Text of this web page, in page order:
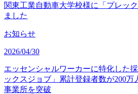
関東工業自動車大学校様に「プレッ
ました
お知らせ
2026/04/30
エッセンシャルワーカーに特化した
ックスジョブ」累計登録者数が200万
事業所を突破